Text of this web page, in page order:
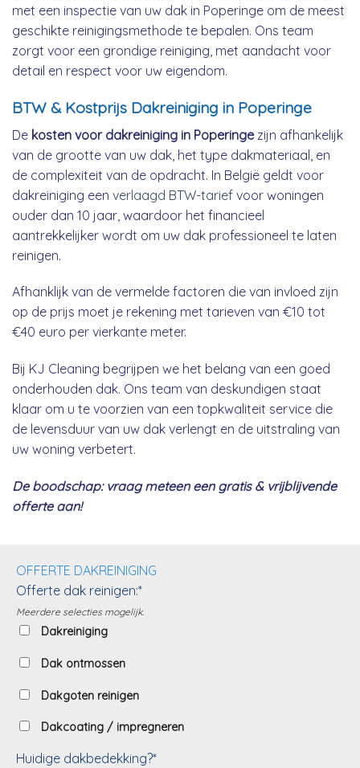
met een inspectie van uw dak in Poperinge om de meest
geschikte reinigingsmethode te bepalen. Ons team
zorgt voor een grondige reiniging, met aandacht voor
detail en respect voor uw eigendom.
BTW & Kostprijs Dakreiniging in Poperinge
De kosten voor dakreiniging in Poperingezijn afhankelijk
van de grootte van uw dak, het type dakmateriaal, en
de complexiteit van de opdracht. In België geldt voor
dakreiniging een verlaagd BTW-tarief voor woningen
ouder dan 10 jaar, waardoor het financieel
aantrekkelijker wordt om uw dak professioneel te laten
reinigen.
Afhanklijk van de vermelde factoren die van invloed zijn
op de prijs moet je rekening met tarieven van €10 tot
€40 euro per vierkante meter.
Bij KJ Cleaning begrijpen we het belang van een goed
onderhouden dak. Ons team van deskundigen staat
klaar om u te voorzien van een topkwaliteit service die
de levensduur van uw dak verlengt en de uitstraling van
uw woning verbetert.
De boodschap: vraag meteen een gratis & vrijblijvende
offerte aan!
OFFERTE DAKREINIGING
Offerte dak reinigen:*
Meerdere selecties mogelijk.
Dakreiniging
Dak ontmossen
Dakgoten reinigen
Dakcoating / impregneren
Huidige dakbedekking?*